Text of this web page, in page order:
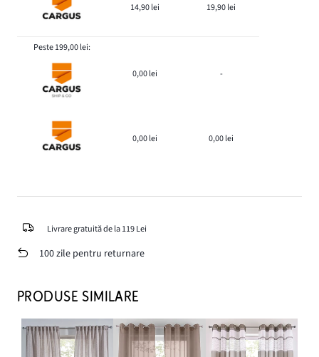
14,90 lei 19,90 lei
Peste 199,00 lei:
0,00 lei -
0,00 lei 0,00 lei
Livrare gratuită de la 119 Lei
100 zile pentru returnare
PRODUSE SIMILARE